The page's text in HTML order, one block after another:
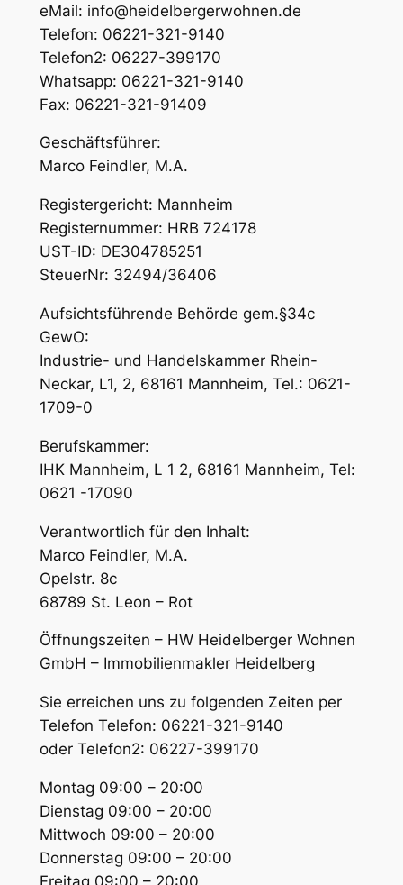
eMail: info@heidelbergerwohnen.de
Telefon: 06221-321-9140
Telefon2: 06227-399170
Whatsapp: 06221-321-9140
Fax: 06221-321-91409
Geschäftsführer:
Marco Feindler, M.A.
Registergericht: Mannheim
Registernummer: HRB 724178
UST-ID: DE304785251
SteuerNr: 32494/36406
Aufsichtsführende Behörde gem.§34c
GewO:
Industrie- und Handelskammer Rhein-
Neckar, L1, 2, 68161 Mannheim, Tel.: 0621-
1709-0
Berufskammer:
IHK Mannheim, L 1 2, 68161 Mannheim, Tel:
0621 -17090
Verantwortlich für den Inhalt:
Marco Feindler, M.A.
Opelstr. 8c
68789 St. Leon – Rot
Öffnungszeiten – HW Heidelberger Wohnen
GmbH – Immobilienmakler Heidelberg
Sie erreichen uns zu folgenden Zeiten per
Telefon Telefon: 06221-321-9140
oder Telefon2: 06227-399170
Montag 09:00 – 20:00
Dienstag 09:00 – 20:00
Mittwoch 09:00 – 20:00
Donnerstag 09:00 – 20:00